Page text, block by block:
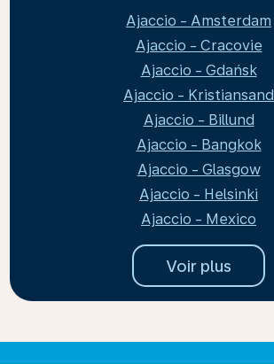
Ajaccio - Amsterdam
Ajaccio - Cracovie
Ajaccio - Gdańsk
Ajaccio - Kristiansand
Ajaccio - Billund
Ajaccio - Bangkok
Ajaccio - Glasgow
Ajaccio - Helsinki
Ajaccio - Mexico
Voir plus